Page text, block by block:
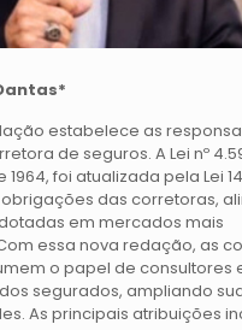
estabelece as
de seguros. A Lei nº
foi atualizada pela Lei
das corretoras,
em mercados mais
essa nova redação, as
o papel de consultores
segurados, ampliando
As principais atribuições